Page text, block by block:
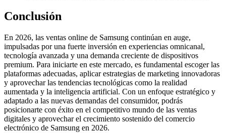
Conclusión
En 2026, las ventas online de Samsung continúan en auge,
impulsadas por una fuerte inversión en experiencias omnicanal,
tecnología avanzada y una demanda creciente de dispositivos
premium. Para iniciarte en este mercado, es fundamental escoger las
plataformas adecuadas, aplicar estrategias de marketing innovadoras
y aprovechar las tendencias tecnológicas como la realidad
aumentada y la inteligencia artificial. Con un enfoque estratégico y
adaptado a las nuevas demandas del consumidor, podrás
posicionarte con éxito en el competitivo mundo de las ventas
digitales y aprovechar el crecimiento sostenido del comercio
electrónico de Samsung en 2026.